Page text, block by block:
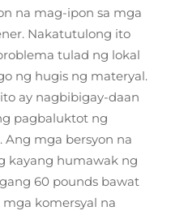
na mag-ipon sa mga
Nakatutulong ito
tulad ng lokal
ng hugis ng materyal.
ay nagbibigay-daan
pagbaluktot ng
mga bersyon na
kayang humawak ng
60 pounds bawat
komersyal na